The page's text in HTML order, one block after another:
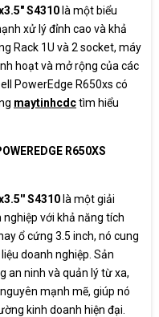
quản lý iLO từ xa.
LED: Nút nguồn/chờ, nút
vị (UID), đèn LED trạng
và trạng thái mạng (NIC
8 khay cắm nóng SFF
Factor) cho ổ cứng
(Ethernet LAN): 2 cổng
tích hợp sẵn.
(VGA): 1 cổng VGA để kết
cục bộ.
2 cổng USB 3.0.
rộng PCIe: Có 3 khe cắm
chuẩn trong bộ riser
lắp thêm các card
cao, card HBA/RAID
mở rộng khác
S4310 là một biểu
xử lý đỉnh cao và khả
Rack 1U và 2 socket, máy
hoạt và mở rộng của các
PowerEdge R650xs có
maytinhcdctìm hiểu
R650XS
S4310 là một giải
với khả năng tích
ổ cứng 3.5 inch, nó cung
doanh nghiệp. Sản
an ninh và quản lý từ xa,
mạnh mẽ, giúp nó
kinh doanh hiện đại.